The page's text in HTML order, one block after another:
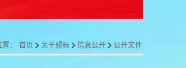
： 首页> 关于盟标> 信息公开> 公开文件